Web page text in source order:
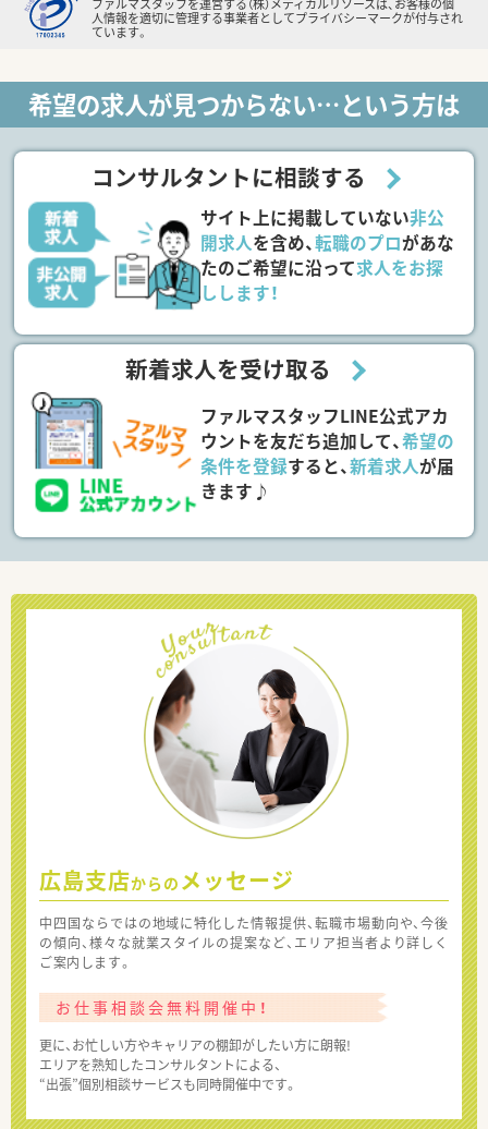
ファルマスタッフを運営する（株）メディカルリソースは、お客様の個
人情報を適切に管理する事業者としてプライバシーマークが付与され
ています。
希望の求人が見つからない…という方は
コンサルタントに相談する
サイト上に掲載していない非公
開求人を含め、転職のプロがあな
たのご希望に沿って求人をお探
しします！
新着求人を受け取る
ファルマスタッフLINE公式アカ
ウントを友だち追加して、希望の
条件を登録すると、新着求人が届
きます♪
広島支店からの メッセージ
中四国ならではの地域に特化した情報提供、転職市場動向や、今後
の傾向、様々な就業スタイルの提案など、エリア担当者より詳しく
ご案内します。
お仕事相談会無料開催中！
更に、お忙しい方やキャリアの棚卸がしたい方に朗報!
エリアを熟知したコンサルタントによる、
“出張”個別相談サービスも同時開催中です。